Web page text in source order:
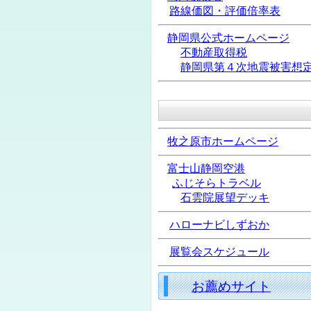
路線価図・評価倍率表
静岡県公式ホームページ
不動産取得税
静岡県第４次地震被害想
牧之原市ホームページ
富士山静岡空港
ふじそらトラベル
石雲院展望デッキ
ハローナビしずおか
展覧会スケジュール
お薦めサイト